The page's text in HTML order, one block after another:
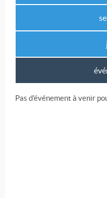
Pas d'événement à venir